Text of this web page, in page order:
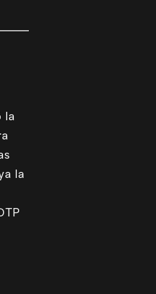
la
la